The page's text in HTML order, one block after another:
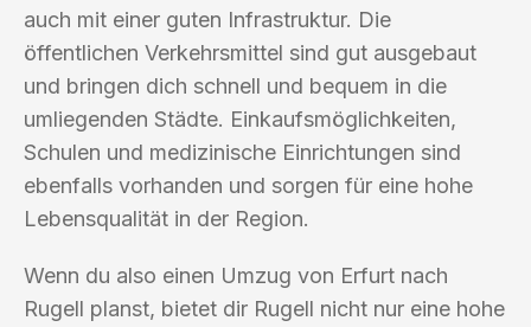
auch mit einer guten Infrastruktur. Die
öffentlichen Verkehrsmittel sind gut ausgebaut
und bringen dich schnell und bequem in die
umliegenden Städte. Einkaufsmöglichkeiten,
Schulen und medizinische Einrichtungen sind
ebenfalls vorhanden und sorgen für eine hohe
Lebensqualität in der Region.
Wenn du also einen Umzug von Erfurt nach
Rugell planst, bietet dir Rugell nicht nur eine hohe